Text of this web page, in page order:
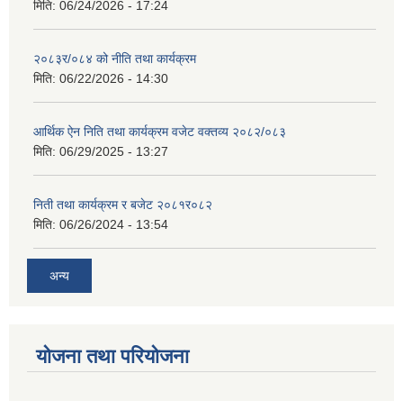
मिति: 06/24/2026 - 17:24
२०८३र/०८४ को नीति तथा कार्यक्रम
मिति: 06/22/2026 - 14:30
आर्थिक ऐन निति तथा कार्यक्रम वजेट वक्तव्य २०८२/०८३
मिति: 06/29/2025 - 13:27
निती तथा कार्यक्रम र बजेट २०८१र०८२
मिति: 06/26/2024 - 13:54
अन्य
योजना तथा परियोजना